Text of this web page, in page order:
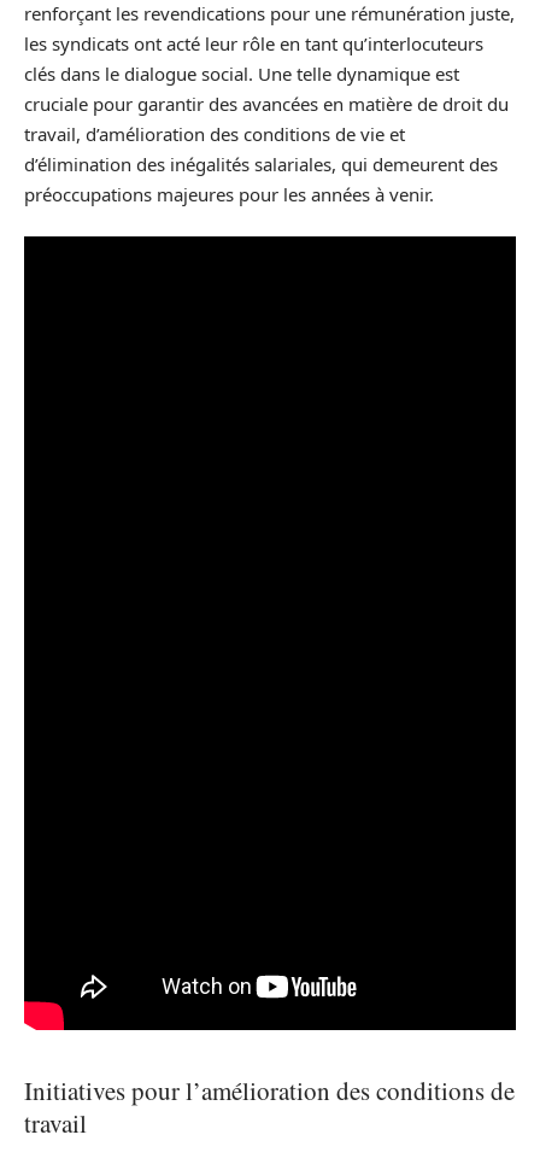
renforçant les revendications pour une rémunération juste,
les syndicats ont acté leur rôle en tant qu’interlocuteurs
clés dans le dialogue social. Une telle dynamique est
cruciale pour garantir des avancées en matière de droit du
travail, d’amélioration des conditions de vie et
d’élimination des inégalités salariales, qui demeurent des
préoccupations majeures pour les années à venir.
Initiatives pour l’amélioration des conditions de
travail